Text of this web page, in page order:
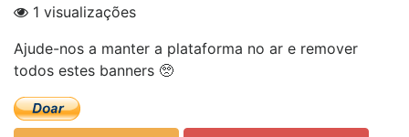
1 visualizações
Ajude-nos a manter a plataforma no ar e remover
todos estes banners 🥺